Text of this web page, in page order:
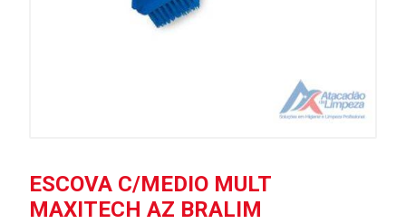
ESCOVA C/MEDIO MULT
MAXITECH AZ BRALIM